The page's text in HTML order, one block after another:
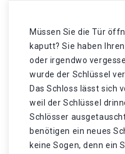
Müssen Sie die Tür
kaputt? Sie haben
oder irgendwo
wurde der Schlüssel
Das Schloss lässt sich
weil der Schlüssel
Schlösser
benötigen ein neues
keine Sogen, denn ein